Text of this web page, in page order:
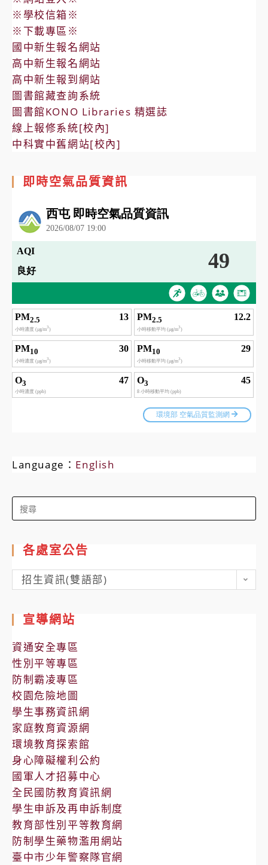
※學校信箱※
※下載專區※
國中新生報名網站
高中新生報名網站
高中新生報到網站
圖書館藏查詢系統
圖書館KONO Libraries 精選誌
線上報修系統[校內]
中科實中舊網站[校內]
即時空氣品質資訊
Language： English
Search
for:
各處室公告
各
處
公
告
招生資訊(雙語部)
宣導網站
資通安全專區
性別平等專區
防制霸凌專區
校園危險地圖
學生事務資訊網
家庭教育資源網
環境教育探索館
身心障礙權利公約
國軍人才招募中心
全民國防教育資訊網
學生申訴及再申訴制度
教育部性別平等教育網
防制學生藥物濫用網站
臺中市少年警察隊官網